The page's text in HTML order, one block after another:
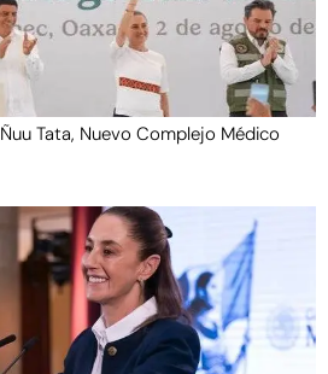
Tata, Nuevo Complejo Médico